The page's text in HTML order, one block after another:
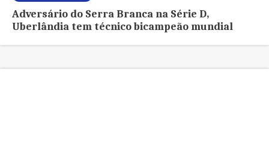
Adversário do Serra Branca na Série D,
Uberlândia tem técnico bicampeão mundial